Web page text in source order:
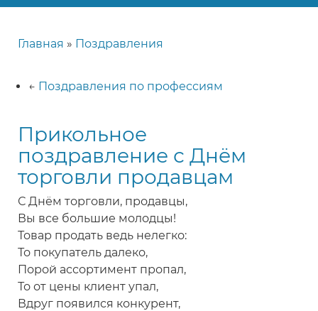
навигации
Главная Поздравления
← Поздравления по профессиям
Прикольное
поздравление с Днём
торговли продавцам
С Днём торговли, продавцы,
Вы все большие молодцы!
Товар продать ведь нелегко:
То покупатель далеко,
Порой ассортимент пропал,
То от цены клиент упал,
Вдруг появился конкурент,